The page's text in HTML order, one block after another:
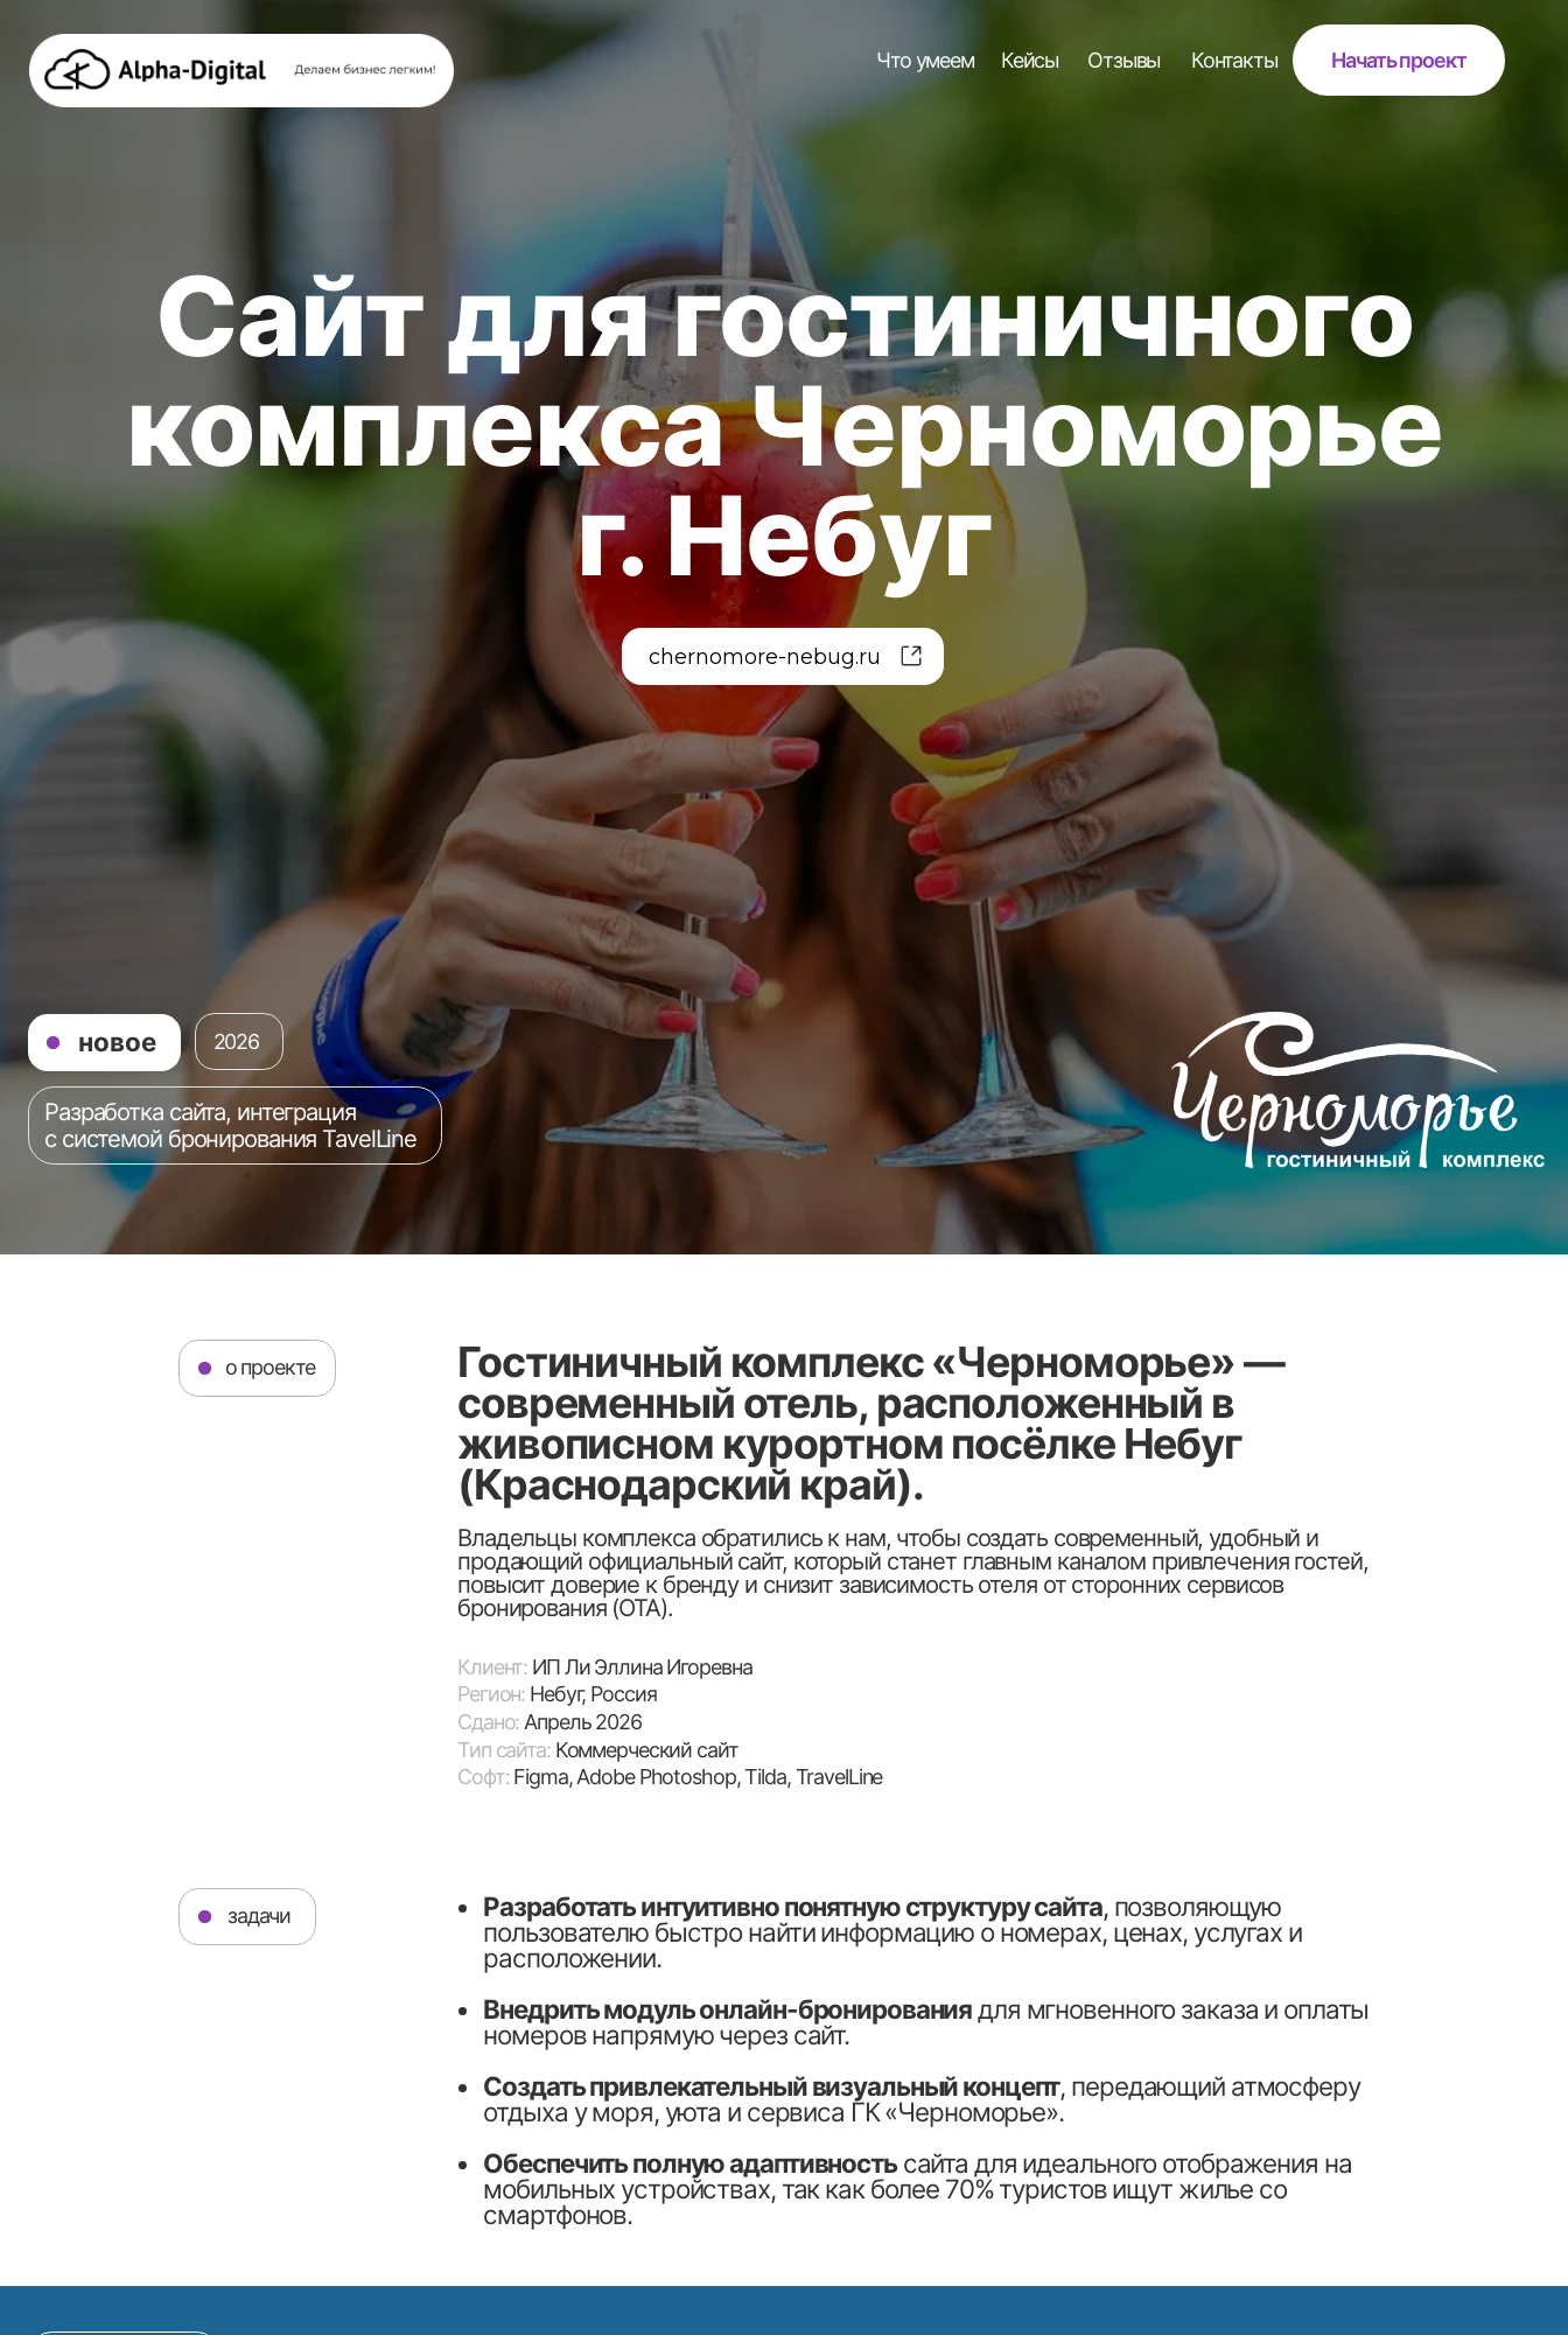
Сайт для гостиничного
комплекса Черноморье
г. Небуг
chernomore-nebug.ru
Разработка сайта, интеграция
с системой бронирования TavelLine
Кейсы Отзывы Контакты Начать проект
Гостиничный комплекс «Черноморье» —
современный отель, расположенный в
Клиент: ИП Ли Эллина Игоревна
Регион:Небуг, Россия
Сдано:Апрель 2026
Figma, Adobe Photoshop, Tilda, TravelLine
Тип сайта:Коммерческий сайт
Владельцы комплекса обратились к нам, чтобы создать современный, удобный и
продающий официальный сайт, который станет главным каналом привлечения гостей,
повысит доверие к бренду и снизит зависимость отеля от сторонних сервисов
бронирования (OTA).
Разработать интуитивно понятную структуру сайта
пользователю быстро найти информацию о номерах, ценах, услугах и
расположении.
Внедрить модуль онлайн-бронированиядля мгновенного заказа и оплаты
Обеспечить полную адаптивностьсайта для идеального отображения на
мобильных устройствах, так как более 70% туристов ищут жилье со
смартфонов.
Мобильная версия